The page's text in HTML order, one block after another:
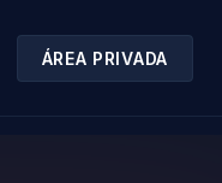
ÁREA PRIVADA